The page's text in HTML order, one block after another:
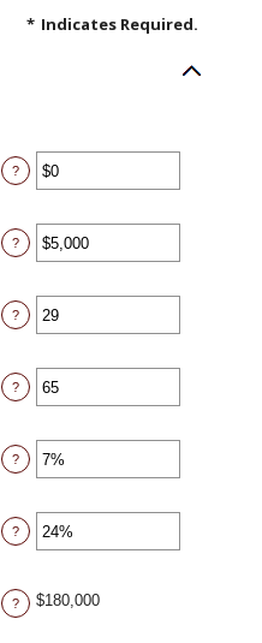
* Indicates Required.
Enter
an
$0
and
$2,000,000
?
Enter
an
$0
and
$1,000,000
?
Enter
an
and
90
?
Enter
an
10
and
90
?
Enter
an
0%
and
20%
?
Enter
an
0%
and
50%
?
? $180,000